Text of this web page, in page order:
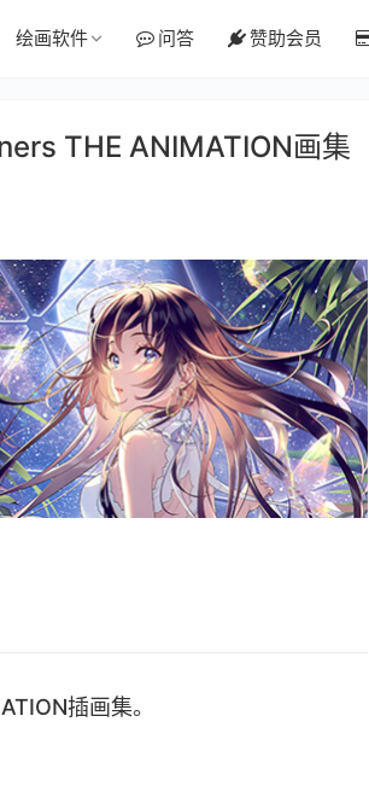
绘画软件 问答 赞助会员
THE ANIMATION画集
插画集。